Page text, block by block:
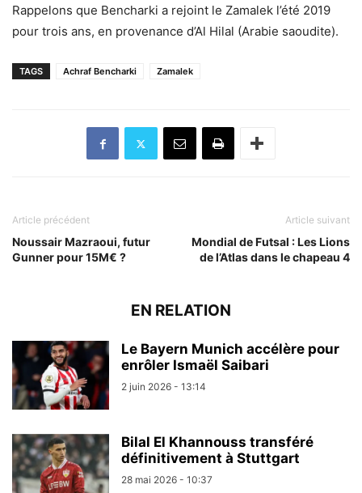
Rappelons que Bencharki a rejoint le Zamalek l’été 2019
pour trois ans, en provenance d’Al Hilal (Arabie saoudite).
TAGS Achraf Bencharki Zamalek
Article précédent
Noussair Mazraoui, futur
Gunner pour 15M€ ?
Article suivant
Mondial de Futsal : Les Lions
de l’Atlas dans le chapeau 4
EN RELATION
Le Bayern Munich accélère pour
enrôler Ismaël Saibari
2 juin 2026 - 13:14
Bilal El Khannouss transféré
définitivement à Stuttgart
28 mai 2026 - 10:37